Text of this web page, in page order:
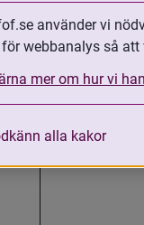
arbete
med
internationella
Fäll
och
använder vi
webbanalys så
mer om hur vi
alla kakor